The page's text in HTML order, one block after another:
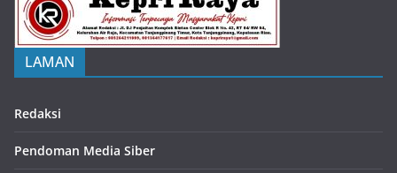
LAMAN
Redaksi
Pendoman Media Siber